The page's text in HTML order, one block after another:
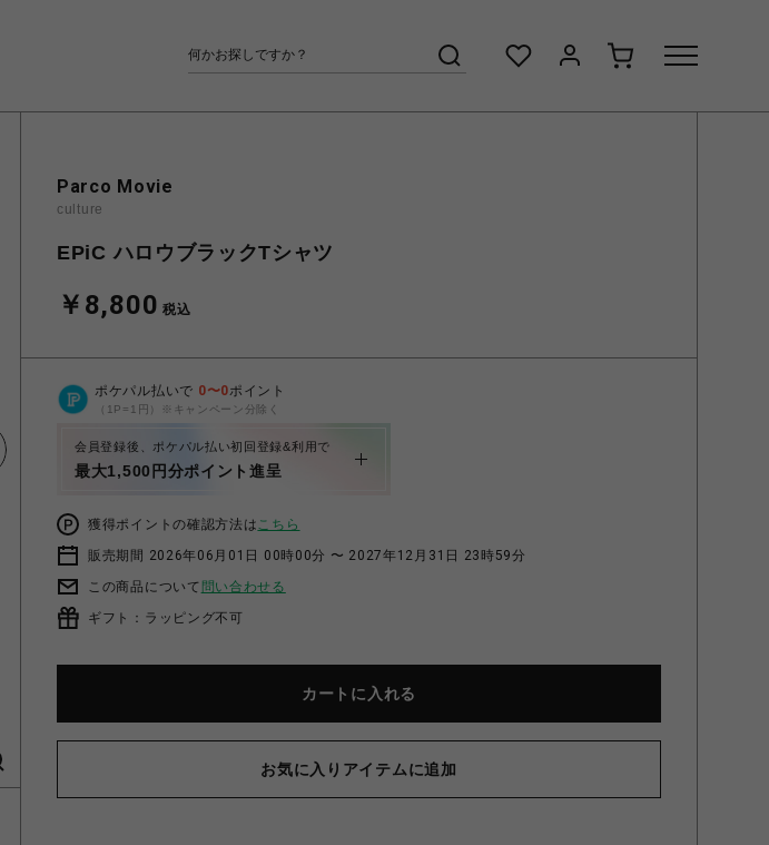
Parco Movie
culture
EPiC ハロウブラックTシャツ
￥8,800 税込
ポケパル払いで 0〜0ポイント
（1P=1円）※キャンペーン分除く
会員登録後、ポケパル払い初回登録&利用で
最大1,500円分ポイント進呈
獲得ポイントの確認方法はこちら
販売期間 2026年06月01日 00時00分 〜 2027年12月31日 23時59分
この商品について 問い合わせる
ギフト：ラッピング不可
カートに入れる
お気に入りアイテムに追加